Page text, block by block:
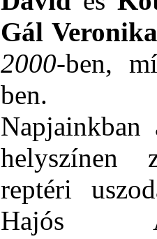
Gál
2000-ben,
ben.
helyszínen
reptéri
Hajós